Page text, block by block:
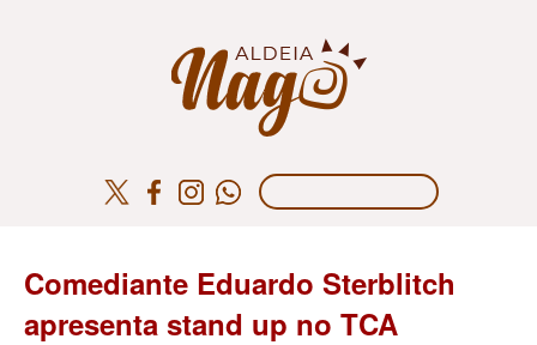
Comediante Eduardo Sterblitch
apresenta stand up no TCA